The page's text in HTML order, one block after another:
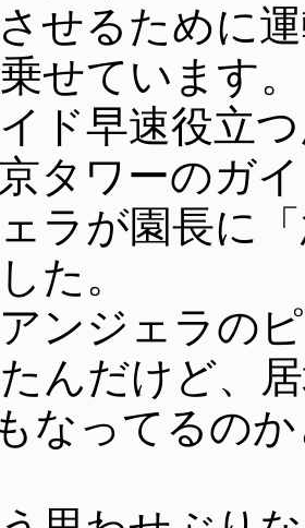
せるために
せています。
ド早速役立
タワーのガ
ラが園長に
た。
ンジェラの
んだけど、
なってるの